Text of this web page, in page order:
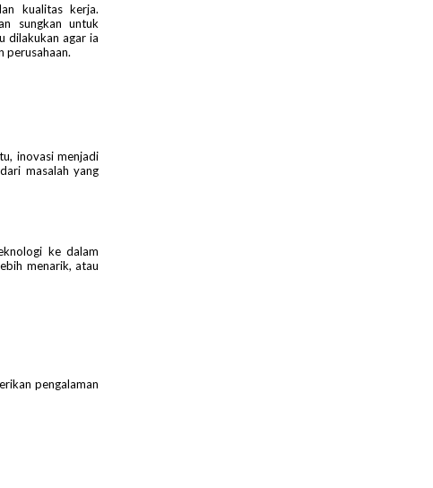
kualitas kerja.
sungkan untuk
dilakukan agar ia
perusahaan.
inovasi menjadi
masalah yang
ke dalam
menarik, atau
pengalaman